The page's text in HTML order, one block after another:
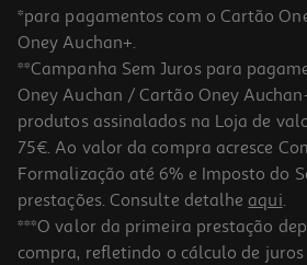
-10%
Livro A Fórmula De Deus De José
20.7 €/un
*para pagamentos com o Cartão
Oney Auchan+.
**Campanha Sem Juros para
Oney Auchan / Cartão Oney
produtos assinalados na Loja de
75€. Ao valor da compra acresce
Formalização até 6% e Imposto do
prestações. Consulte detalhe aqui.
***O valor da primeira prestação
compra, refletindo o cálculo de